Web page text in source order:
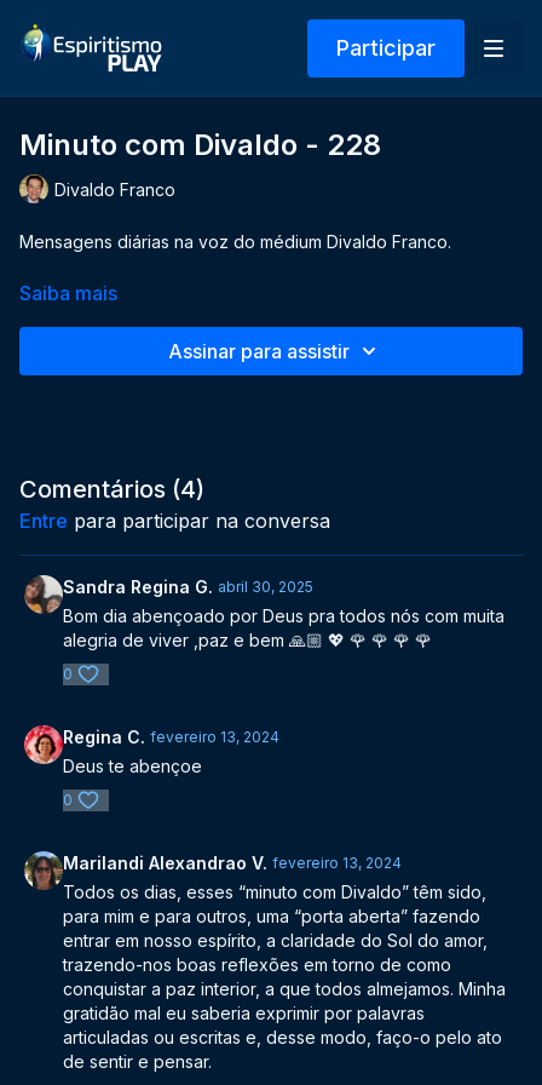
Participar
Minuto com Divaldo - 228
Divaldo Franco
Mensagens diárias na voz do médium Divaldo Franco.
Saiba mais
Assinar para assistir
Comentários (4)
Entre para participar na conversa
Sandra Regina G. abril 30, 2025
Bom dia abençoado por Deus pra todos nós com muita
alegria de viver ,paz e bem 🙏🏼 💖 🌹 🌹 🌹 🌹
0
Regina C. fevereiro 13, 2024
Deus te abençoe
0
Marilandi Alexandrao V. fevereiro 13, 2024
Todos os dias, esses “minuto com Divaldo” têm sido,
para mim e para outros, uma “porta aberta” fazendo
entrar em nosso espírito, a claridade do Sol do amor,
trazendo-nos boas reflexões em torno de como
conquistar a paz interior, a que todos almejamos. Minha
gratidão mal eu saberia exprimir por palavras
articuladas ou escritas e, desse modo, faço-o pelo ato
de sentir e pensar.